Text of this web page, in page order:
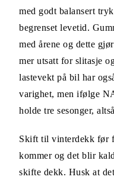
med godt balansert
begrenset levetid.
med årene og dette
mer utsatt for slitasje
lastevekt på bil har
varighet, men ifølge
holde tre sesonger,
Skift til vinterdekk før
kommer og det blir
skifte dekk. Husk at